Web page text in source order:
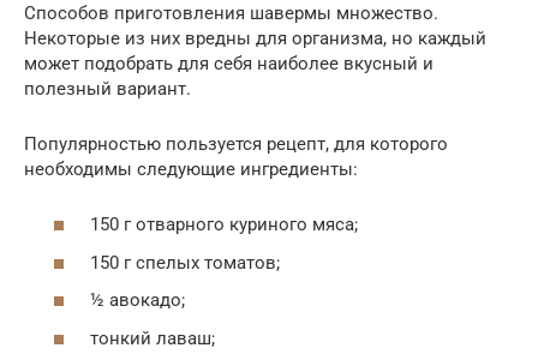
Способов приготовления шавермы множество.
Некоторые из них вредны для организма, но каждый
может подобрать для себя наиболее вкусный и
полезный вариант.
Популярностью пользуется рецепт, для которого
необходимы следующие ингредиенты:
150 г отварного куриного мяса;
150 г спелых томатов;
½ авокадо;
тонкий лаваш;